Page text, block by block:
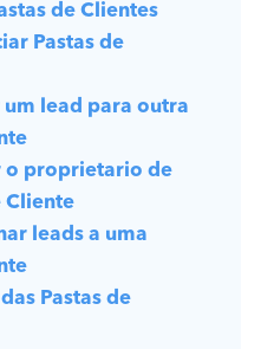
de Clientes
Pastas de
lead para outra
o proprietario de
Cliente
leads a uma
Pastas de